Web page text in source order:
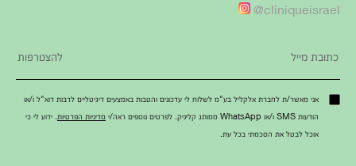
cliniqueisrael@
אני מאשר/ת לחברת אלקליל בע"מ לשלוח לי עדכונים והטבות באמצעים דיגיטליים לרבות דוא"ל ו/או
הודעות SMS ו/או WhatsApp ממותג קליניק. לפרטים נוספים ראה/י
מדיניות הפרטיות . ידוע לי כי
אוכל לבטל את הסכמתי בכל עת.